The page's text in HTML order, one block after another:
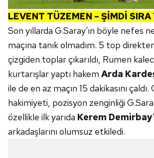
LEVENT TÜZEMEN – ŞİMDİ
Son yıllarda G.Saray'ın böyle nefes
maçına tanık olmadım. 5 top
çizgiden toplar çıkarıldı, Rumen
kurtarışlar yaptı hakem Arda
ile de en az maçın 15 dakikasını çaldı.
hakimiyeti, pozisyon zenginliği
özellikle ilk yarıda Kerem Demirbay
arkadaşlarını olumsuz etkiledi.